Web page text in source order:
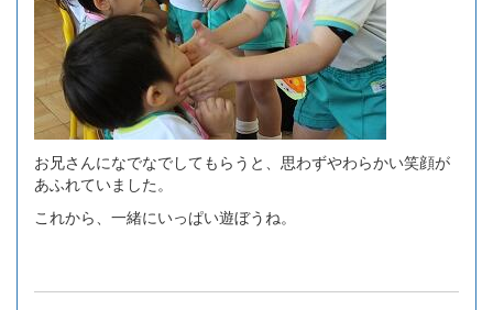
お兄さんになでなでしてもらうと、思わずやわらかい笑顔が
あふれていました。
これから、一緒にいっぱい遊ぼうね。